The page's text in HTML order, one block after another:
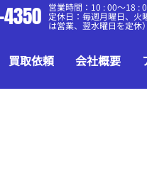
営業時間：10 : 00～18 :
定休日：毎週月曜日、
は営業、翌水曜日を定休）
買取依頼 会社概要